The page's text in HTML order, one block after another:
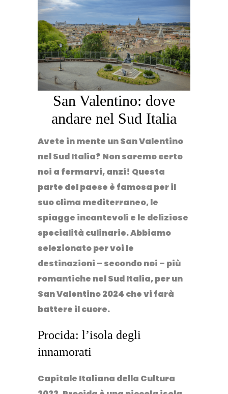
San Valentino: dove
andare nel Sud Italia
Avete in mente un San Valentino
nel Sud Italia? Non saremo certo
noi a fermarvi, anzi! Questa
parte del paese è famosa per il
suoclima mediterraneo, le
spiagge incantevoli e le deliziose
specialità culinarie. Abbiamo
selezionato per voi le
destinazioni – secondo noi – più
romantiche nel Sud Italia, per un
San Valentino 2024 che vi farà
battere il cuore.
Procida: l’isola degli
innamorati
Capitale Italiana della Cultura